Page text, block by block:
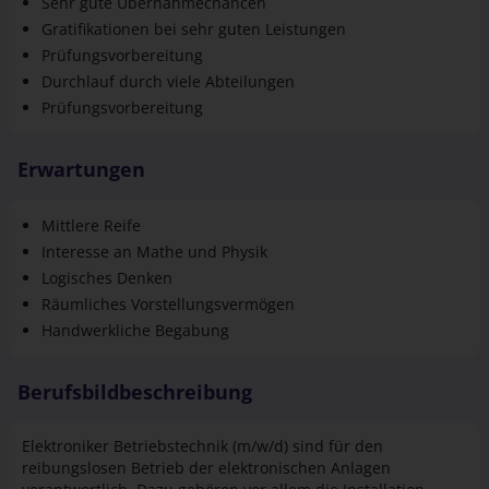
Durchlauf durch viele Abteilungen
Prüfungsvorbereitung
Erwartungen
Mittlere Reife
Logisches Denken
Räumliches Vorstellungsvermögen
Handwerkliche Begabung
Berufsbildbeschreibung
Elektroniker Betriebstechnik (m/w/d) sind für den
reibungslosen Betrieb der elektronischen Anlagen
Wartung sowie die Reparatur elektrischer Anlagen. Wenn du
dich für die Ausbildung zum Elektroniker Betriebstechnik